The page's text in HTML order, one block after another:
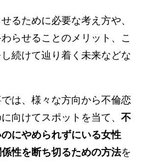
るために必要な考え方や、
らせることのメリット、こ
続けて辿り着く未来などな
は、様々な方向から不倫恋
向けてスポットを当て、 不
にやめられずにいる女性
性を断ち切るための方法を